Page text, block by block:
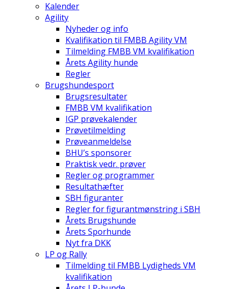
Kalender
Agility
Nyheder og info
Kvalifikation til FMBB Agility VM
Tilmelding FMBB VM kvalifikation
Årets Agility hunde
Regler
Brugshundesport
Brugsresultater
FMBB VM kvalifikation
IGP prøvekalender
Prøvetilmelding
Prøveanmeldelse
BHU’s sponsorer
Praktisk vedr. prøver
Regler og programmer
Resultathæfter
SBH figuranter
Regler for figurantmønstring i SBH
Årets Brugshunde
Årets Sporhunde
Nyt fra DKK
LP og Rally
Tilmelding til FMBB Lydigheds VM
kvalifikation